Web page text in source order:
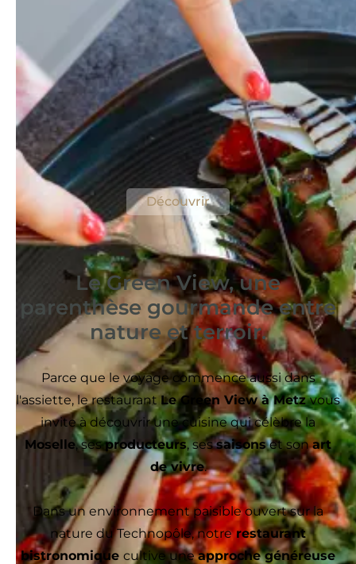
Le Room Service
Goûtez au meilleur de notre restaurant
depuis votre chambre
Découvrir
Le Green View, une
parenthèse gourmande entre
nature et terroir.
Parce que le voyage commence aussi dans
l'assiette, le restaurantLe Green View à Metzvous
invite à découvrir une cuisine qui célèbre la
Moselle, sesproducteurs, sessaisonset sonart
de vivre.
Dans un environnement paisible ouvert sur la
nature du Technopôle, notrerestaurant
bistronomique cultive uneapproche généreuse